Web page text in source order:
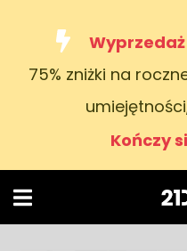
75% zniżki na
Kończy
Kursy